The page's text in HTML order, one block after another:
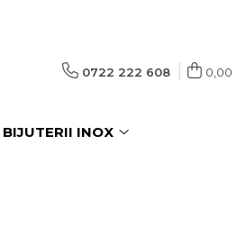
0722 222 608 0,00
BIJUTERII INOX